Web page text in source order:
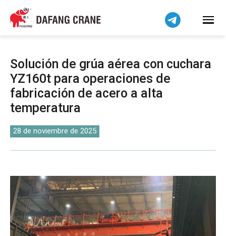
Solución de grúa aérea con cuchara
YZ160t para operaciones de
fabricación de acero a alta
temperatura
28 de noviembre de 2025
Bahasa Indonesia
Bahasa Melayu
বাংলা
فارسی
Pilipino
Українська
Čeština
Kiswahili
Dansk
Norsk
O‘zbekcha